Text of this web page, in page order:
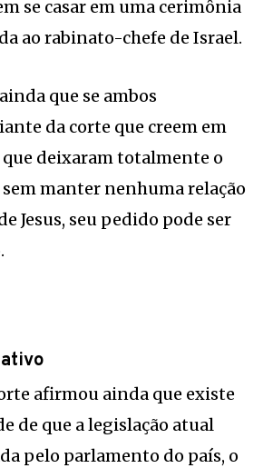
se casar em uma cerimônia
ao rabinato-chefe de Israel.
que se ambos
da corte que creem em
que deixaram totalmente o
manter nenhuma relação
Jesus, seu pedido pode ser
afirmou ainda que existe
de que a legislação atual
pelo parlamento do país, o